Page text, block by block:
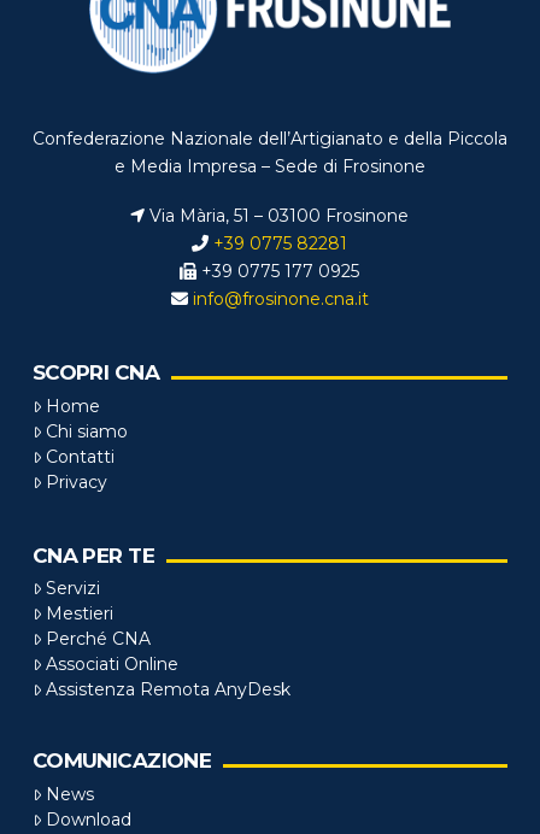
Confederazione Nazionale dell’Artigianato e della Piccola
e Media Impresa – Sede di Frosinone
Via Mària, 51 – 03100 Frosinone
+39 0775 82281
+39 0775 177 0925
info@frosinone.cna.it
SCOPRI CNA
Home
Chi siamo
Contatti
Privacy
CNA PER TE
Servizi
Mestieri
Perché CNA
Associati Online
Assistenza Remota AnyDesk
COMUNICAZIONE
News
Download